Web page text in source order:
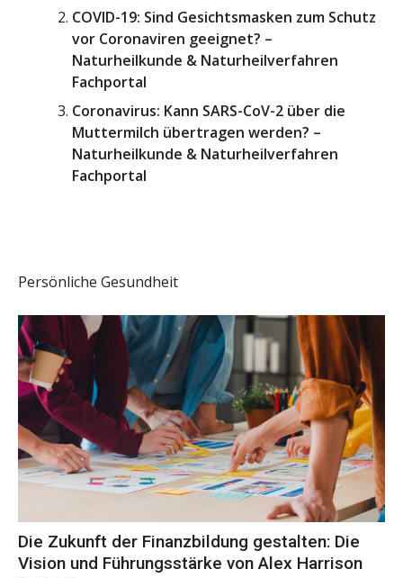
COVID-19: Sind Gesichtsmasken zum Schutz
vor Coronaviren geeignet? –
Naturheilkunde & Naturheilverfahren
Fachportal
Coronavirus: Kann SARS-CoV-2 über die
Muttermilch übertragen werden? –
Naturheilkunde & Naturheilverfahren
Fachportal
Persönliche Gesundheit
Die Zukunft der Finanzbildung gestalten: Die
Vision und Führungsstärke von Alex Harrison